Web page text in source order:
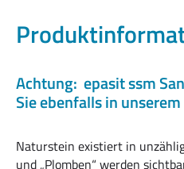
Achtung: epasit ssm
Sie ebenfalls in
Naturstein existiert in
und „Plomben“ werden